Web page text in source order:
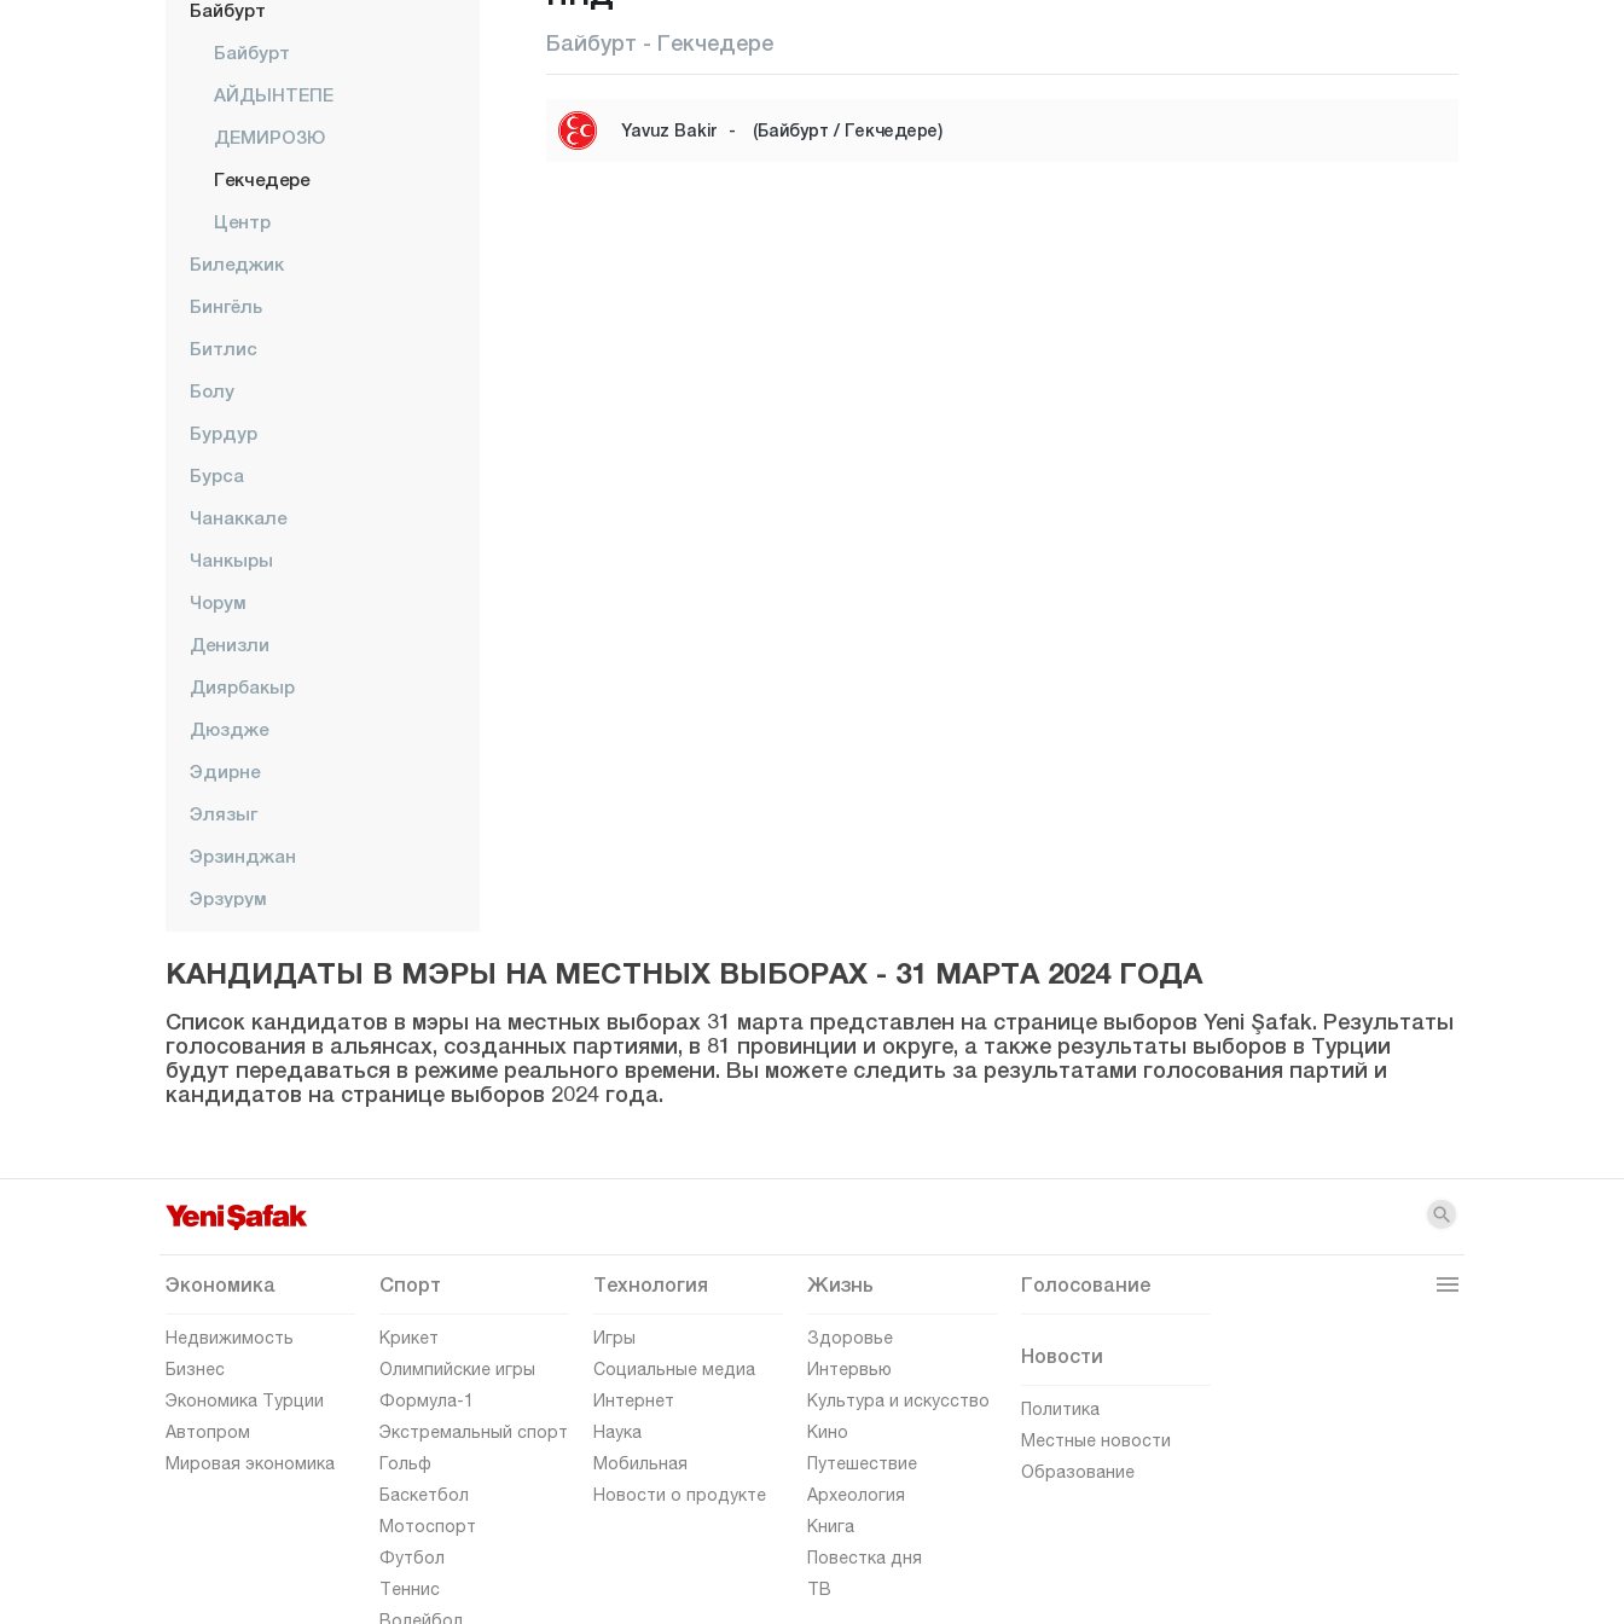
Байбурт
Байбурт
АЙДЫНТЕПЕ
ДЕМИРОЗЮ
Гекчедере
Центр
Биледжик
Бингёль
Битлис
Болу
Бурдур
Бурса
Чанаккале
Чанкыры
Чорум
Денизли
Диярбакыр
Дюздже
Эдирне
Элязыг
Эрзинджан
Эрзурум
Газиантеп
Гиресун
Гюмюшхане
Хаккяри
Ыспарта
Кахраманмараш
Караман
Карс
Кастамону
Байбурт - Гекчедере
Yavuz Bakir - (Байбурт / Гекчедере)
КАНДИДАТЫ В МЭРЫ НА МЕСТНЫХ ВЫБОРАХ - 31 МАРТА 2024 ГОДА
Список кандидатов в мэры на местных выборах 31 марта представлен на странице выборов Yeni Şafak. Результаты
голосования в альянсах, созданных партиями, в 81 провинции и округе, а также результаты выборов в Турции
будут передаваться в режиме реального времени. Вы можете следить за результатами голосования партий и
кандидатов на странице выборов 2024 года.
Экономика
Недвижимость
Бизнес
Экономика Турции
Автопром
Мировая экономика
Спорт
Крикет
Олимпийские игры
Формула-1
Экстремальный спорт
Гольф
Баскетбол
Мотоспорт
Футбол
Теннис
Технология
Игры
Социальные медиа
Интернет
Наука
Мобильная
Новости о продукте
Жизнь
Здоровье
Интервью
Культура и искусство
Кино
Путешествие
Археология
Книга
Повестка дня
ТВ
Голосование
Новости
Политика
Местные новости
Образование